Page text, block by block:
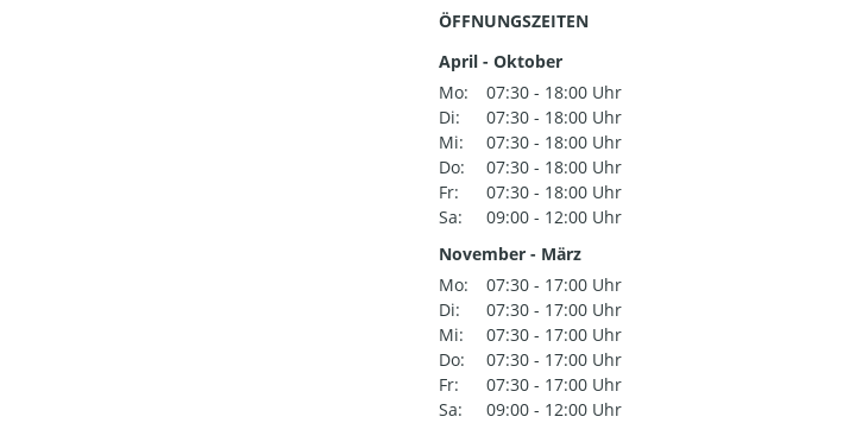
ÖFFNUNGSZEITEN
April - Oktober
Mo:
07:30 - 18:00 Uhr
Di:
07:30 - 18:00 Uhr
Mi:
07:30 - 18:00 Uhr
Do:
07:30 - 18:00 Uhr
Fr:
07:30 - 18:00 Uhr
Sa:
09:00 - 12:00 Uhr
November - März
Mo:
07:30 - 17:00 Uhr
Di:
07:30 - 17:00 Uhr
Mi:
07:30 - 17:00 Uhr
Do:
07:30 - 17:00 Uhr
Fr:
07:30 - 17:00 Uhr
Sa:
09:00 - 12:00 Uhr